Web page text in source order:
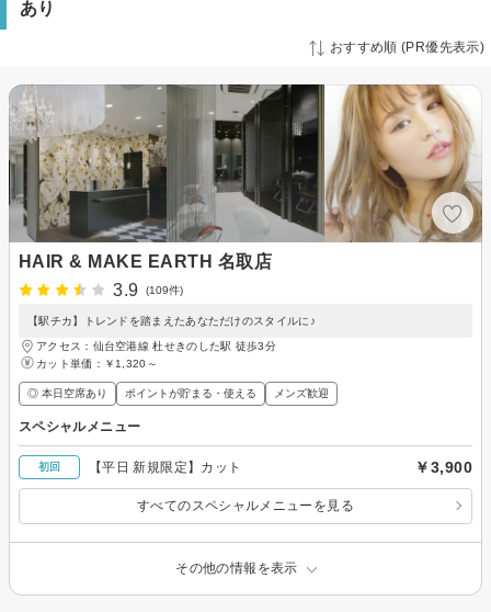
あり
おすすめ順 (PR優先表示)
HAIR & MAKE EARTH 名取店
3.9
(109件)
【駅チカ】トレンドを踏まえたあなただけのスタイルに♪
アクセス：仙台空港線 杜せきのした駅 徒歩3分
カット単価： ￥1,320～
◎ 本日空席あり ポイントが貯まる・使える メンズ歓迎
スペシャルメニュー
初回 【平日 新規限定】カット ￥3,900
すべてのスペシャルメニューを見る
その他の情報を表示